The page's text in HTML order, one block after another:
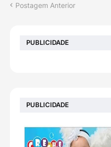
Postagem Anterior
PUBLICIDADE
PUBLICIDADE